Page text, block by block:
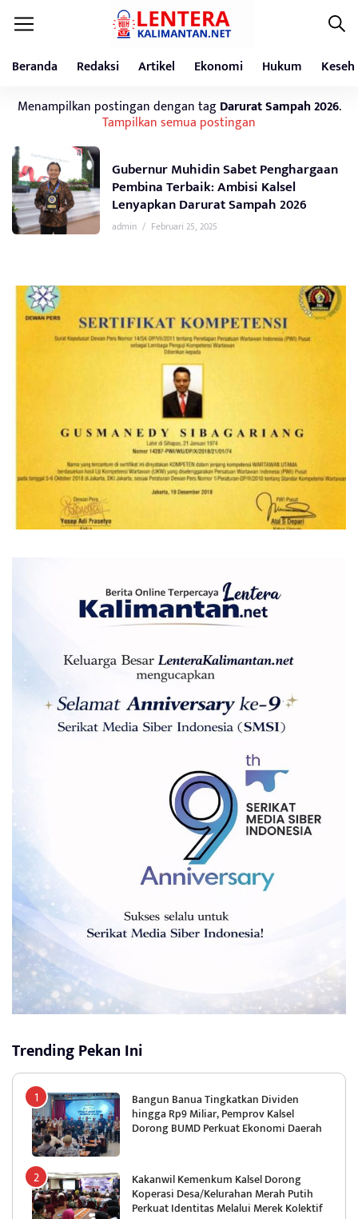
Beranda Redaksi Artikel Ekonomi Hukum
Menampilkan postingan dengan tagDarurat Sampah 2026.
Tampilkan semua postingan
Gubernur Muhidin Sabet Penghargaan
Pembina Terbaik: Ambisi Kalsel
Lenyapkan Darurat Sampah 2026
admin / Februari 25, 2025
Trending Pekan Ini
Bangun Banua Tingkatkan Dividen
hingga Rp9 Miliar, Pemprov Kalsel
Dorong BUMD Perkuat Ekonomi Daerah
Kakanwil Kemenkum Kalsel Dorong
Koperasi Desa/Kelurahan Merah Putih
Perkuat Identitas Melalui Merek Kolektif